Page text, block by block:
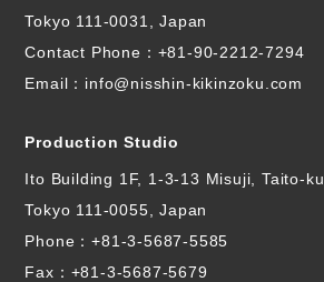
Tokyo 111-0031, Japan
Contact Phone： +81-90-2212-7294
Email：info@nisshin-kikinzoku.com
Production Studio
Ito Building 1F, 1-3-13 Misuji, Taito-ku,
Tokyo 111-0055, Japan
Phone：+81-3-5687-5585
Fax：+81-3-5687-5679